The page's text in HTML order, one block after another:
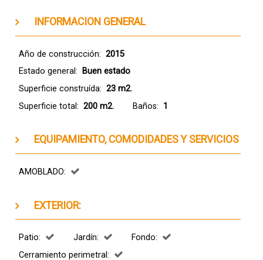
INFORMACION GENERAL
Año de construcción: 2015
Estado general:
Buen estado
Superficie construída: 23 m2.
Superficie total: 200 m2. Baños: 1
EQUIPAMIENTO, COMODIDADES Y SERVICIOS
AMOBLADO:
EXTERIOR:
Patio: Jardín:
Fondo:
Cerramiento perimetral: